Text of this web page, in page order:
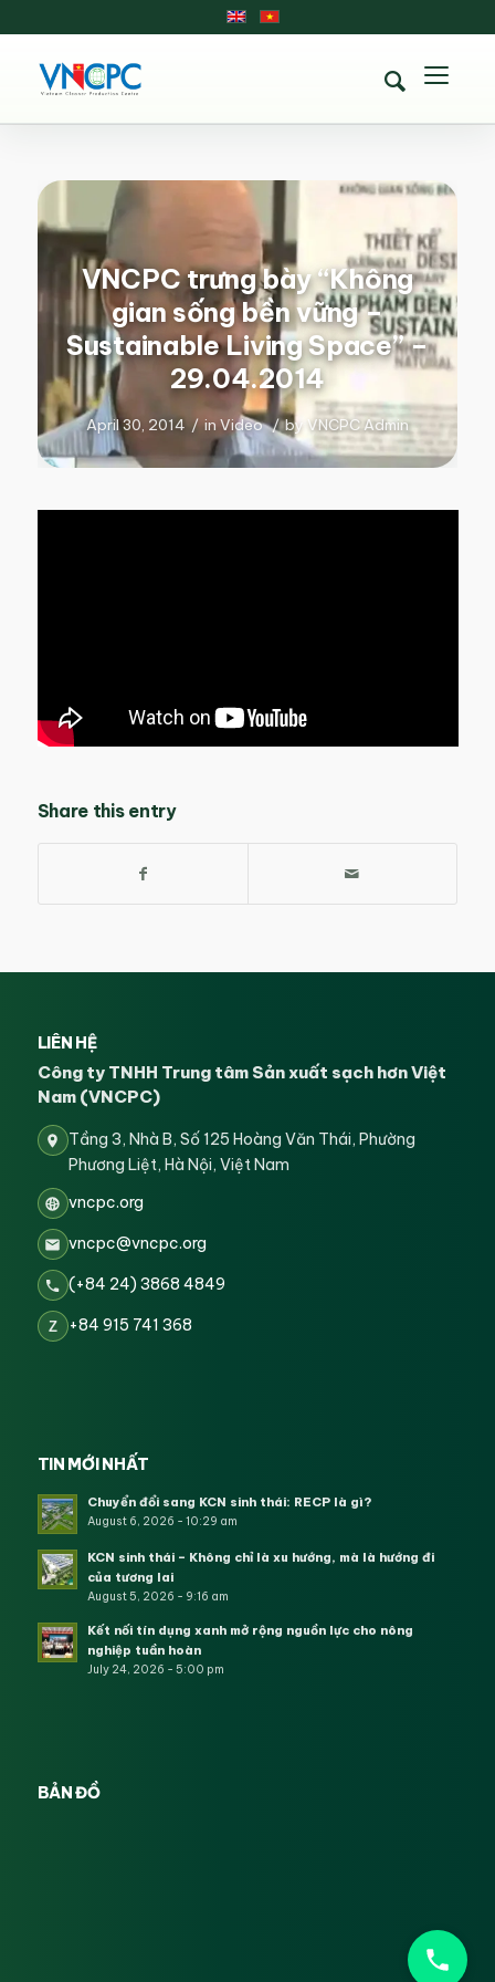
VNCPC trưng bày “Không
gian sống bền vững –
Sustainable Living Space” –
29.04.2014
April 30, 2014 / inVideo / by VNCPC Admin
Share this entry
LIÊN HỆ
Công ty TNHH Trung tâm Sản xuất sạch hơn Việt
Nam (VNCPC)
Tầng 3, Nhà B, Số 125 Hoàng Văn Thái, Phường
Phương Liệt, Hà Nội, Việt Nam
vncpc.org
vncpc@vncpc.org
(+84 24) 3868 4849
Z +84 915 741 368
TIN MỚI NHẤT
Chuyển đổi sang KCN sinh thái: RECP là gì?
August 6, 2026 - 10:29 am
KCN sinh thái – Không chỉ là xu hướng, mà là hướng đi
của tương lai
August 5, 2026 - 9:16 am
Kết nối tín dụng xanh mở rộng nguồn lực cho nông
nghiệp tuần hoàn
July 24, 2026 - 5:00 pm
BẢN ĐỒ